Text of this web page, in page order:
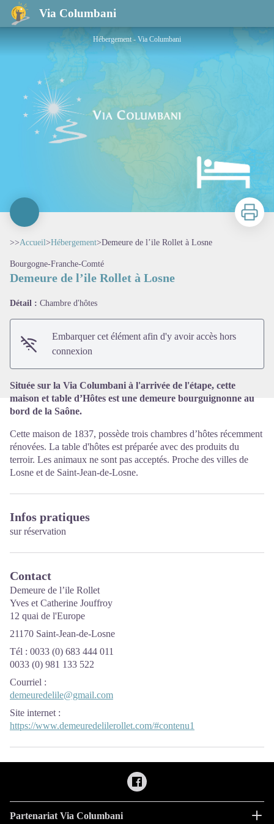
Via Columbani
Demeure de l’ile Rollet à Losne
Hébergement - Via Columbani
Imprimer
>>Accueil>Hébergement>Demeure de l’ile Rollet à Losne
Bourgogne-Franche-Comté
Demeure de l’ile Rollet à Losne
Détail : Chambre d'hôtes
Embarquer cet élément afin d'y avoir accès hors
connexion
Située sur la Via Columbani à l'arrivée de l'étape, cette
maison et table d’Hôtes est une demeure bourguignonne au
bord de la Saône.
Cette maison de 1837, possède trois chambres d’hôtes récemment
rénovées. La table d'hôtes est préparée avec des produits du
terroir. Les animaux ne sont pas acceptés. Proche des villes de
Losne et de Saint-Jean-de-Losne.
Infos pratiques
sur réservation
Contact
Demeure de l’ile Rollet
Yves et Catherine Jouffroy
12 quai de l'Europe
21170 Saint-Jean-de-Losne
Tél : 0033 (0) 683 444 011
0033 (0) 981 133 522
Courriel :
demeuredelile@gmail.com
Site internet :
https://www.demeuredelilerollet.com/#contenu1
Partenariat Via Columbani